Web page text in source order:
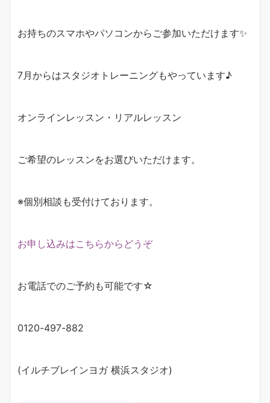
お持ちのスマホやパソコンからご参加いただけます✨
7月からはスタジオトレーニングもやっています♪
オンラインレッスン・リアルレッスン
ご希望のレッスンをお選びいただけます。
※個別相談も受付けております。
お申し込みはこちらからどうぞ
お電話でのご予約も可能です☆
0120-497-882
(イルチブレインヨガ 横浜スタジオ)